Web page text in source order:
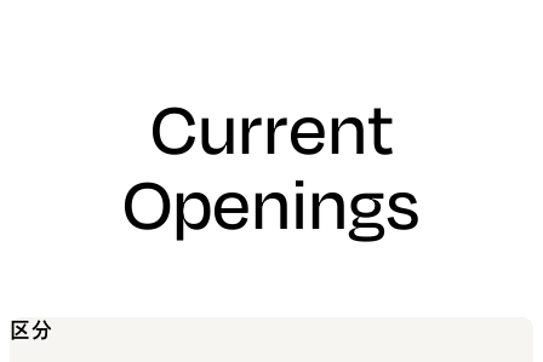
Current
Openings
区分